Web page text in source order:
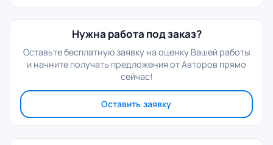
Нужна работа под заказ?
Оставьте бесплатную заявку на оценку Вашей работы
и начните получать предложения от Авторов прямо
сейчас!
Оставить заявку